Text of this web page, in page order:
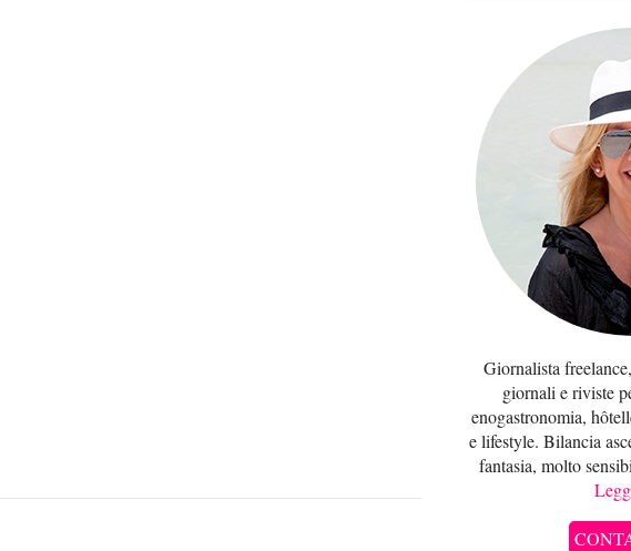
Giornalista
giornali e riviste
enogastronomia,
e lifestyle. Bilancia
fantasia, molto